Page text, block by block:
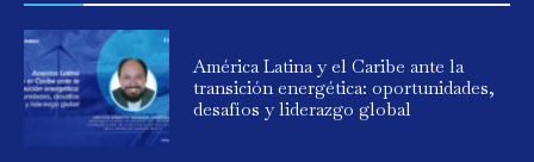
América Latina y el Caribe ante la
transición energética: oportunidades,
desafíos y liderazgo global